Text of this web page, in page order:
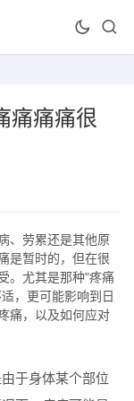
痛痛痛很
、劳累还是其他原
是暂时的，但在很
。尤其是那种"疼痛
，更可能影响到日
痛，以及如何应对
于身体某个部位